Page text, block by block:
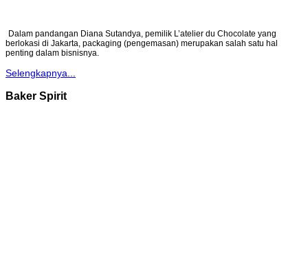
Dalam pandangan Diana Sutandya, pemilik L’atelier du Chocolate yang
berlokasi di Jakarta, packaging (pengemasan) merupakan salah satu hal
penting dalam bisnisnya.
Selengkapnya...
Baker Spirit